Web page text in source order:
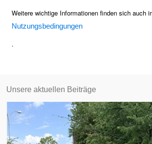
Weitere wichtige Informationen finden sich auch
Nutzungsbedingungen
.
Unsere aktuellen Beiträge